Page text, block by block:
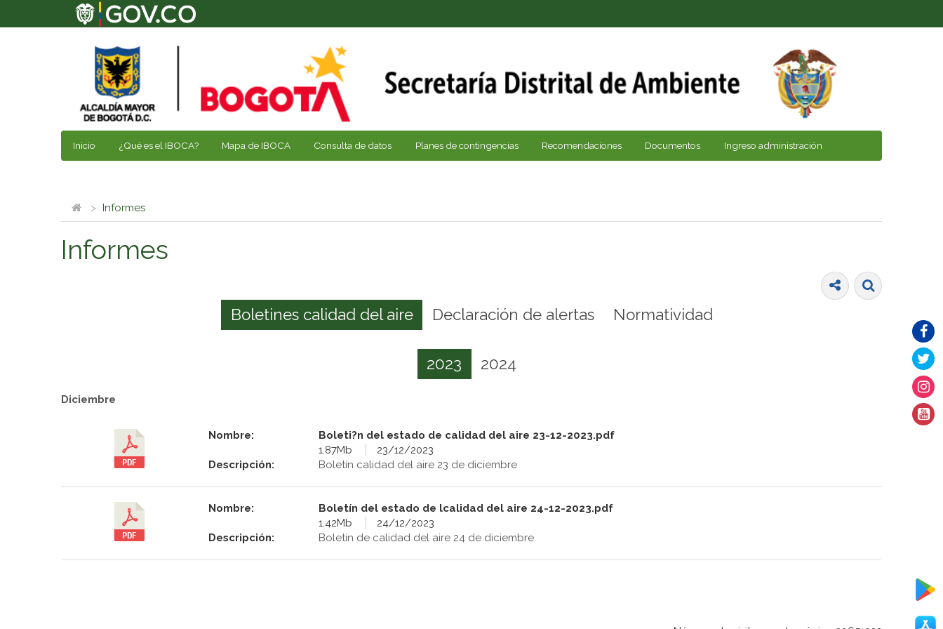
Inicio ¿Qué es el IBOCA? Mapa de IBOCA Consulta de datos Planes de contingencias Recomendaciones Documentos Ingreso administración
Informes
Informes
Boletines calidad del aire Declaración de alertas Normatividad
2023 2024
Diciembre
Nombre:
Boleti?n del estado de calidad del aire 23-12-2023.pdf
1.87Mb
23/12/2023
Descripción:
Boletín calidad del aire 23 de diciembre
Nombre:
Boletín del estado de lcalidad del aire 24-12-2023.pdf
1.42Mb
24/12/2023
Descripción:
Boletín de calidad del aire 24 de diciembre